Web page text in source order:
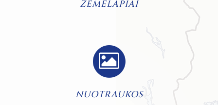
ŽEMĖLAPIAI
NUOTRAUKOS